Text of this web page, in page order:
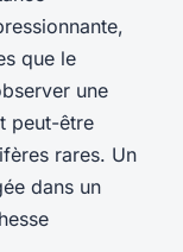
que le
une
peut-être
rares. Un
dans un